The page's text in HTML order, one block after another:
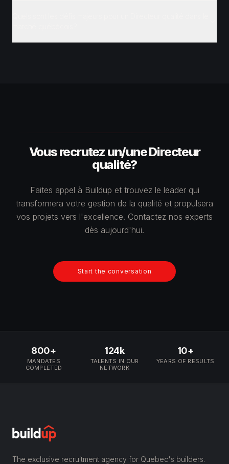
Vous recrutez un/une Directeur
qualité?
Faites appel à Buildup et trouvez le leader qui
transformera votre gestion de la qualité et propulsera
vos projets vers l'excellence. Contactez nos experts
dès aujourd'hui.
Start the conversation
800+
MANDATES
COMPLETED
124k
TALENTS IN OUR
NETWORK
10+
YEARS OF RESULTS
The exclusive recruitment agency for Quebec's builders.